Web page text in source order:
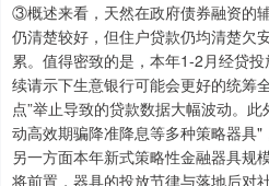
③概述来看，天然在政府债券融资的
仍清楚较好，但住户贷款仍均清楚欠
累。值得密致的是，本年1-2月经贷
续请示下生意银行可能会更好的统筹
点”举止导致的贷款数据大幅波动。
动高效期骗降准降息等多种策略器具
另一方面本年新式策略性金融器具规
将前置，器具的投放节律与落地后对